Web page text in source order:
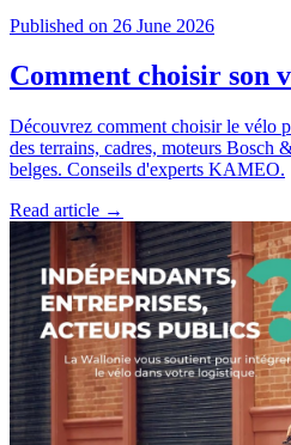
Published on 26 June 2026
Comment choisir son
Découvrez comment choisir le vélo
des terrains, cadres, moteurs Bosch
belges. Conseils d'experts KAMEO.
Read article →